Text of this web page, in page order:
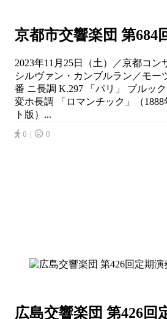
京都市交響楽団 第684
2023年11月25日（土）／京都コン
シルヴァン・カンブルラン／モー
番 ニ長調 K.297 「パリ」 ブルッ
変ホ長調 「ロマンチック」（
ト版）...
0｜ 0
広島交響楽団 第426回